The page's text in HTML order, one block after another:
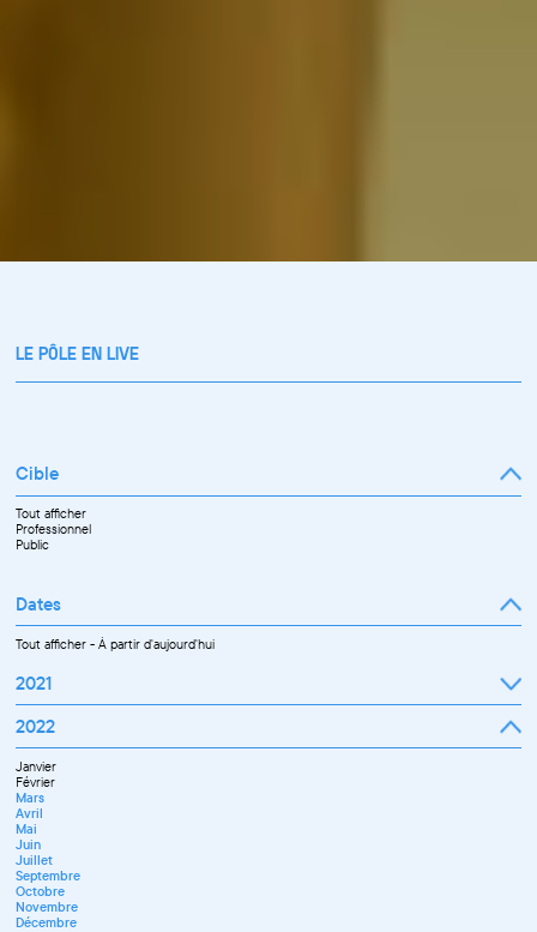
LE PÔLE EN LIVE
Cible
Tout afficher
Professionnel
Public
Dates
Tout afficher-À partir d'aujourd'hui
2021
Septembre
Octobre
Novembre
Décembre
2022
Janvier
Février
Mars
Avril
Mai
Juin
Juillet
Septembre
Octobre
Novembre
Décembre